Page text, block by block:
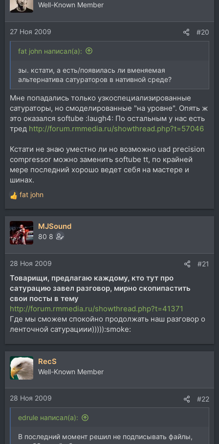
и
и
:
Well-Known Member
27 Ноя 2009 #20
fat john написал(а):
зы. кстати, а есть/появилась ли вменяемая
альтернатива сатураторов в нативной среде?
Мне попадались только узкоспециализированные
сатураторы, но смоделированные "на уровне". Опять ж
это оказался softube :laugh4: По остальным у нас есть
тред http://forum.rmmedia.ru/showthread.php?t=57046
Кстати не знаю уместно ли но возможно uad precision
compressor можно заменить softube tt, по крайней
мере последний хорошо ведет себя на мастере и
шинах.
Р
е
а
к
ц
и
и
:
fat john
MJSound
80 8
28 Ноя 2009 #21
Товарищи, предлагаю каждому, кто тут про
сатурацию завел разговор, мирно скопипастить
свои посты в тему
http://forum.rmmedia.ru/showthread.php?t=41371
Где мы сможем спокойно продолжать наш разговор о
ленточной сатурациии))))):smoke:
RecS
Well-Known Member
28 Ноя 2009 #22
edrule написал(а):
В последний момент решил не подписывать файлы,